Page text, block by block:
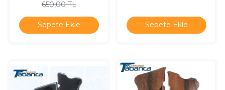
650,00 TL
Sepete Ekle Sepete Ekle